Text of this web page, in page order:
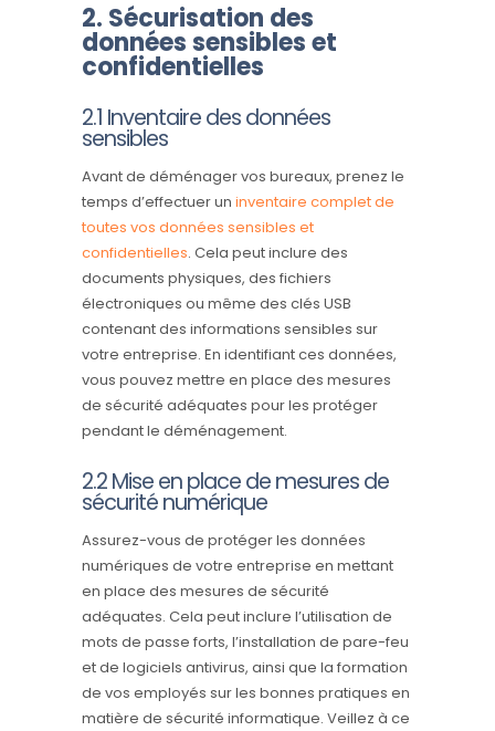
2. Sécurisation des
données sensibles et
confidentielles
2.1 Inventaire des données
sensibles
Avant de déménager vos bureaux, prenez le
temps d’effectuer un inventaire complet de
toutes vos données sensibles et
confidentielles. Cela peut inclure des
documents physiques, des fichiers
électroniques ou même des clés USB
contenant des informations sensibles sur
votre entreprise. En identifiant ces données,
vous pouvez mettre en place des mesures
de sécurité adéquates pour les protéger
pendant le déménagement.
2.2 Mise en place de mesures de
sécurité numérique
Assurez-vous de protéger les données
numériques de votre entreprise en mettant
en place des mesures de sécurité
adéquates. Cela peut inclure l’utilisation de
mots de passe forts, l’installation de pare-feu
et de logiciels antivirus, ainsi que la formation
de vos employés sur les bonnes pratiques en
matière de sécurité informatique. Veillez à ce